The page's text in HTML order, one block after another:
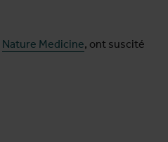
Nature Medicine, ont suscité